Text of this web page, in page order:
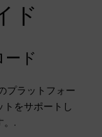
ド
ド
プラットフォー
トをサポートし
。.